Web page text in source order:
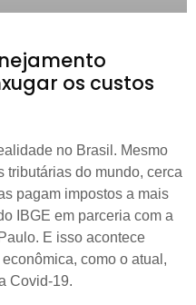
os custos
no Brasil. Mesmo
tributárias do mundo, cerca
pagam impostos a mais
IBGE em parceria com a
E isso acontece
como o atual,
Covid-19.